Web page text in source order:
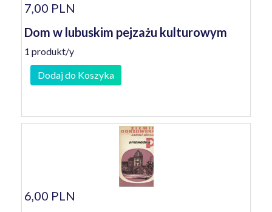
7,00 PLN
Dom w lubuskim pejzażu kulturowym
1 produkt/y
Dodaj do Koszyka
6,00 PLN